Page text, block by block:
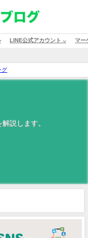
LINE公式アカウント ⌵ マー
グ
説します。